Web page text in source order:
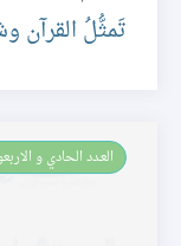
تَمثُّلُ القرآن
العـدد الحادي و الاربعون من مجلة شعائر